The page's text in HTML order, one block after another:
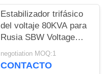
Estabilizador trifásico
del voltaje 80KVA para
Rusia SBW Voltage
Regulation el
380V±20% 50Hz
negotiation MOQ:1
CONTACTO